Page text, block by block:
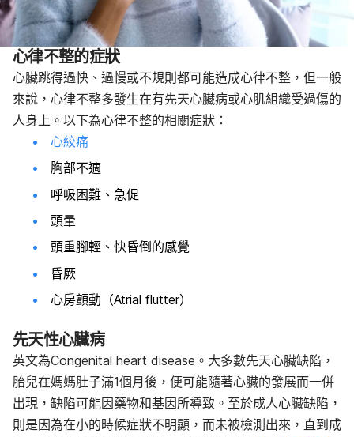
心律不整的症狀
心臟跳得過快、過慢或不規則都可能造成心律不整，但一般
來說，心律不整多發生在有先天心臟病或心肌組織受過傷的
人身上。以下為心律不整的相關症狀：
心絞痛
胸部不適
呼吸困難、急促
頭暈
頭重腳輕、快昏倒的感覺
昏厥
心房顫動（Atrial flutter）
先天性心臟病
英文為Congenital heart disease。大多數先天心臟缺陷，
胎兒在媽媽肚子滿1個月後，便可能隨著心臟的發展而一併
出現，缺陷可能因藥物和基因所導致。至於成人心臟缺陷，
則是因為在小的時候症狀不明顯，而未被檢測出來，直到成